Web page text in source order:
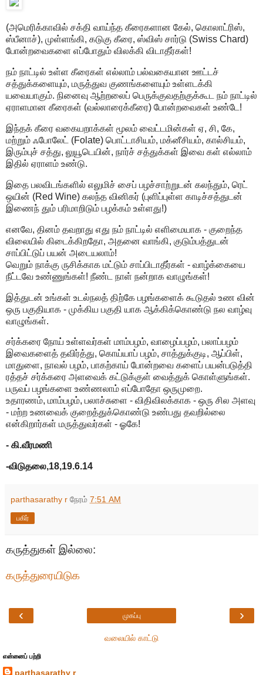
(அமெரிக்காவில் சக்தி வாய்ந்த கீரைகளான கேல், கொலாட்ரிஸ்,
ஸ்பீனாச்), முள்ளங்கி, கடுகு கீரை, ஸ்விஸ் சார்டு (Swiss Chard)
போன்றவைகளை எப்போதும் விலக்கி விடாதீர்கள்!
நம் நாட்டில் உள்ள கீரைகள் எல்லாம் பல்வகையான ஊட்டச்
சத்துக்களையும், மருத்துவ குணங்களையும் உள்ளடக்கி
யவையாகும். நினைவு ஆற்றலைப் பெருக்குவதற்குக்கூட நம் நாட்டில்
ஏராளமான கீரைகள் (வல்லாரைக்கீரை) போன்றவைகள் உண்டே!
இந்தக் கீரை வகையறாக்கள் மூலம் வைட்டமின்கள் ஏ, சி, கே,
மற்றும் ஃபோலேட் (Folate) பொட்டாசியம், மக்னீசியம், கால்சியம்,
இரும்புச் சத்து, லுயூடெயின், நார்ச் சத்துக்கள் இவை கள் எல்லாம்
இதில் ஏராளம் உண்டு.
இதை பலவிடங்களில் எலுமிச் சைப் பழச்சாற்றுடன் கலந்தும், ரெட்
ஒயின் (Red Wine) கலந்த வினிகர் (புளிப்புள்ள காடிச்சத்துடன்
இணைந் தும் பரிமாறிடும் பழக்கம் உள்ளது!)
எனவே, தினம் தவறாது எது நம் நாட்டில் எளிமையாக - குறைந்த
விலையில் கிடைக்கிறதோ, அதனை வாங்கி, குடும்பத்துடன்
சாப்பிட்டுப் பயன் அடையலாம்!
வெறும் நாக்கு ருசிக்காக மட்டும் சாப்பிடாதீர்கள் - வாழ்க்கையை
நீட்டவே உண்ணுங்கள்! நீண்ட நாள் நன்றாக வாழுங்கள்!
இத்துடன் உங்கள் உடல்நலத் திற்கே பழங்களைக் கூடுதல் உண வின்
ஒரு பகுதியாக - முக்கிய பகுதி யாக ஆக்கிக்கொண்டு நல வாழ்வு
வாழுங்கள்.
சர்க்கரை நோய் உள்ளவர்கள் மாம்பழம், வாழைப்பழம், பலாப்பழம்
இவைகளைத் தவிர்த்து, கொய்யாப் பழம், சாத்துக்குடி, ஆப்பிள்,
மாதுளை, நாவல் பழம், பாகற்காய் போன்றவை களைப் பயன்படுத்தி
ரத்தச் சர்க்கரை அளவைக் கட்டுக்குள் வைத்துக் கொள்ளுங்கள்.
பருவப் பழங்களை உண்ணலாம் எப்போதோ ஒருமுறை.
உதாரணம், மாம்பழம், பலாச்சுளை - விதிவிலக்காக - ஒரு சில அளவு
- மற்ற உணவைக் குறைத்துக்கொண்டு உண்பது தவறில்லை
என்கிறார்கள் மருத்துவர்கள் - ஓகே!
- கி.வீரமணி
-விடுதலை,18,19.6.14
parthasarathy r நேரம் 7:51 AM
பகிர்
கருத்துகள் இல்லை:
கருத்துரையிடுக
‹ ›
முகப்பு
வலையில் காட்டு
என்னைப் பற்றி
parthasarathy r